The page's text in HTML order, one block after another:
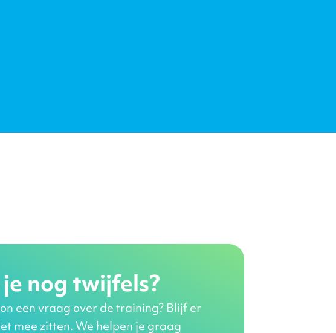
nog twijfels?
een vraag over de training? Blijf er
mee zitten. We helpen je graag